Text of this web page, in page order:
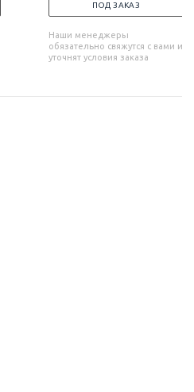
ПОД ЗАКАЗ
Наши менеджеры
обязательно свяжутся с вами и
уточнят условия заказа